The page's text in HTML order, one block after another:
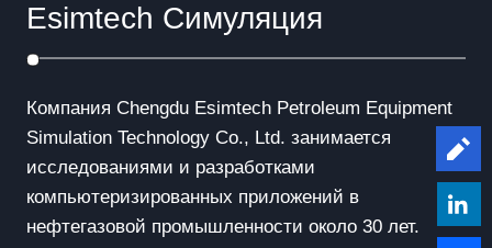
Esimtech Симуляция
Компания Chengdu Esimtech Petroleum Equipment
Simulation Technology Co., Ltd. занимается
исследованиями и разработками
компьютеризированных приложений в
нефтегазовой промышленности около 30 лет.